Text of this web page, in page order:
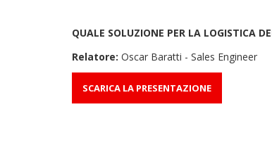
QUALE SOLUZIONE PER LA LOGISTICA
Relatore: Oscar Baratti - Sales Engineer
SCARICA LA PRESENTAZIONE